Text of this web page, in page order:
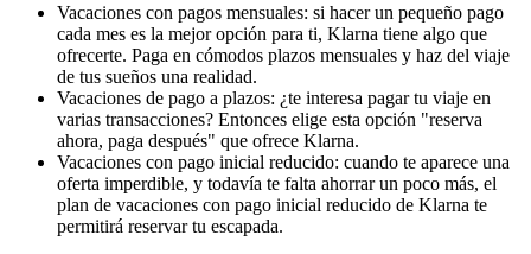
Vacaciones con pagos mensuales: si hacer un pequeño pago
cada mes es la mejor opción para ti, Klarna tiene algo que
ofrecerte. Paga en cómodos plazos mensuales y haz del viaje
de tus sueños una realidad.
Vacaciones de pago a plazos: ¿te interesa pagar tu viaje en
varias transacciones? Entonces elige esta opción "reserva
ahora, paga después" que ofrece Klarna.
Vacaciones con pago inicial reducido: cuando te aparece una
oferta imperdible, y todavía te falta ahorrar un poco más, el
plan de vacaciones con pago inicial reducido de Klarna te
permitirá reservar tu escapada.